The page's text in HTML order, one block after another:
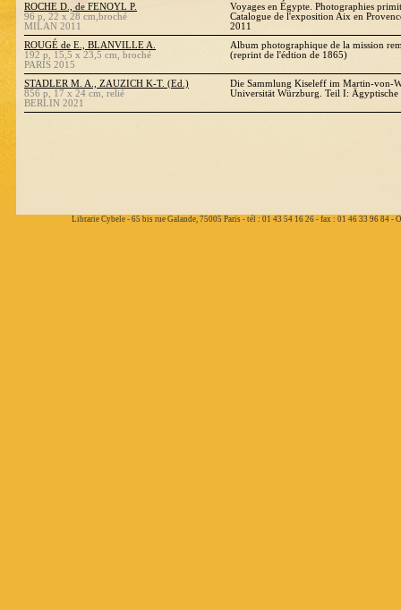
ROCHE D., de FENOYL P.
96 p, 22 x 28 cm,broché
MILAN 2011
Voyages en Égypte. Photographies
Catalogue de l'exposition Aix en
2011
ROUGÉ de E., BLANVILLE A.
192 p, 15,5 x 23,5 cm, broché
PARIS 2015
Album photographique de la mission
(reprint de l'édtion de 1865)
STADLER M. A., ZAUZICH K-T. (Ed.)
856 p, 17 x 24 cm, relié
BERLIN 2021
Die Sammlung Kiseleff im Martin-von-
Universität Würzburg. Teil I:
Librarie Cybele - 65 bis rue Galande, 75005 Paris - tél : 01 43 54 16 26 - fax : 01 46 33 96 84